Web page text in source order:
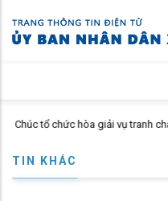
hòa giải vụ tranh chấp quyền sử
TIN KHÁC